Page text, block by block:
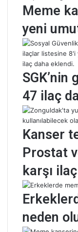
Meme
yeni
47 ilaç
Kanser
Prostat
karşı
neden